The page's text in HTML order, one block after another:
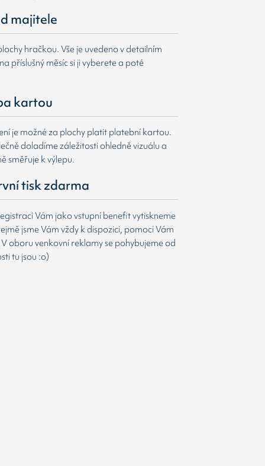
majitele
hračkou. Vše je uvedeno v detailním
příslušný měsíc si ji vyberete a poté
kartou
je možné za plochy platit platební kartou.
doladíme záležitosti ohledně vizuálu a
směřuje k výlepu.
tisk zdarma
Vám jako vstupní benefit vytiskneme
jsme Vám vždy k dispozici, pomoci Vám
oboru venkovní reklamy se pohybujeme od
tu jsou :o)